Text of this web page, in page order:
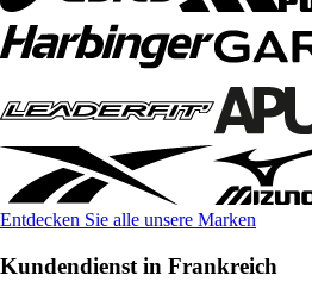
Entdecken Sie alle unsere Marken
Kundendienst in Frankreich